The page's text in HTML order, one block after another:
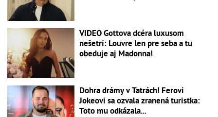
VIDEO Gottova dcéra luxusom
nešetrí: Louvre len pre seba a tu
obeduje aj Madonna!
Dohra drámy v Tatrách! Ferovi
Jokeovi sa ozvala zranená turistka:
Toto mu odkázala...